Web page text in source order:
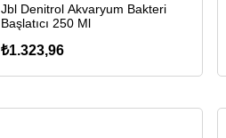
Jbl Denitrol Akvaryum Bakteri
Başlatıcı 250 Ml
₺1.323,96